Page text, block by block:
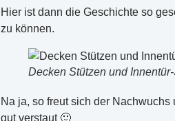
Hier ist dann die Geschichte so
zu können.
Decken Stützen und
Na ja, so freut sich der Nachwuchs
gut verstaut 🙂